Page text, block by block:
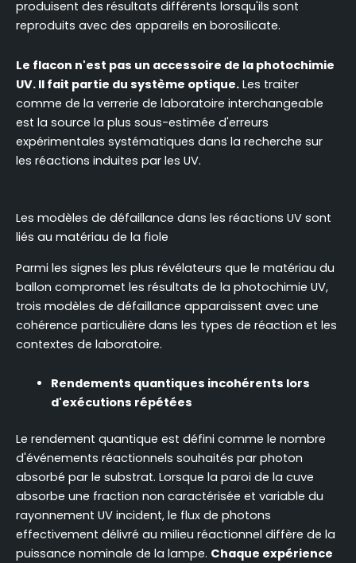
produisent des résultats différents lorsqu'ils sont
reproduits avec des appareils en borosilicate.
Le flacon n'est pas un accessoire de la photochimie
UV. Il fait partie du système optique. Les traiter
comme de la verrerie de laboratoire interchangeable
est la source la plus sous-estimée d'erreurs
expérimentales systématiques dans la recherche sur
les réactions induites par les UV.
Les modèles de défaillance dans les réactions UV sont
liés au matériau de la fiole
Parmi les signes les plus révélateurs que le matériau du
ballon compromet les résultats de la photochimie UV,
trois modèles de défaillance apparaissent avec une
cohérence particulière dans les types de réaction et les
contextes de laboratoire.
Rendements quantiques incohérents lors
d'exécutions répétées
Le rendement quantique est défini comme le nombre
d'événements réactionnels souhaités par photon
absorbé par le substrat. Lorsque la paroi de la cuve
absorbe une fraction non caractérisée et variable du
rayonnement UV incident, le flux de photons
effectivement délivré au milieu réactionnel diffère de la
puissance nominale de la lampe. Chaque expérience